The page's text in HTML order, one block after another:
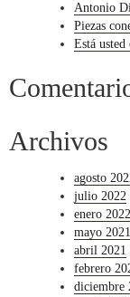
Antonio
Piezas
Está
Archivos
agosto
julio 2022
enero 2022
mayo 2021
abril 2021
febrero
diciembre